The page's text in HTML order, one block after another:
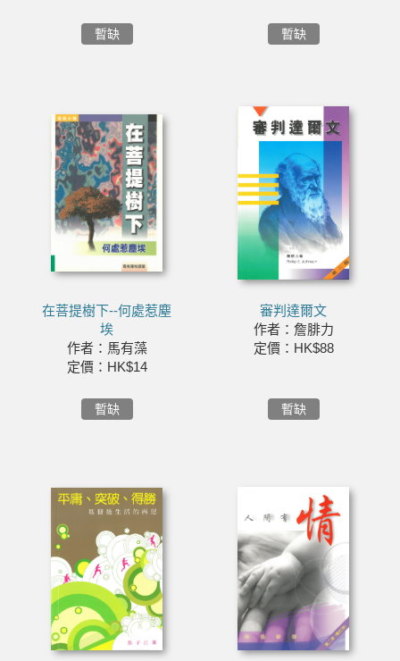
暫缺 暫缺
在菩提樹下--何處惹塵
埃
作者：馬有藻
定價：HK$14
暫缺
審判達爾文
作者：詹腓力
定價：HK$88
暫缺